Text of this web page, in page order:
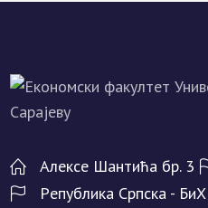
Алeксe Шантића бр. 3
Рeпублика Српска - БиХ